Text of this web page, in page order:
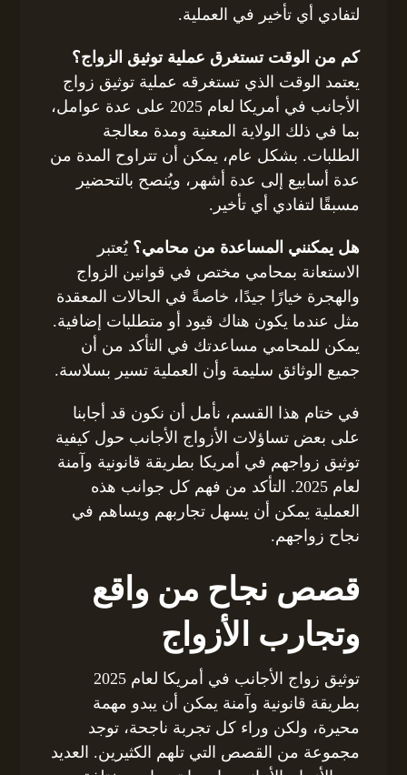
لتفادي أي تأخير في العملية.
كم من الوقت تستغرق عملية توثيق الزواج؟
يعتمد الوقت الذي تستغرقه عملية توثيق زواج
الأجانب في أمريكا لعام 2025 على عدة عوامل،
بما في ذلك الولاية المعنية ومدة معالجة
الطلبات. بشكل عام، يمكن أن تتراوح المدة من
عدة أسابيع إلى عدة أشهر، ويُنصح بالتحضير
مسبقًا لتفادي أي تأخير.
هل يمكنني المساعدة من محامي؟ يُعتبر
الاستعانة بمحامي مختص في قوانين الزواج
والهجرة خيارًا جيدًا، خاصةً في الحالات المعقدة
مثل عندما يكون هناك قيود أو متطلبات إضافية.
يمكن للمحامي مساعدتك في التأكد من أن
جميع الوثائق سليمة وأن العملية تسير بسلاسة.
في ختام هذا القسم، نأمل أن نكون قد أجابنا
على بعض تساؤلات الأزواج الأجانب حول كيفية
توثيق زواجهم في أمريكا بطريقة قانونية وآمنة
لعام 2025. التأكد من فهم كل جوانب هذه
العملية يمكن أن يسهل تجاربهم ويساهم في
نجاح زواجهم.
قصص نجاح من واقع
وتجارب الأزواج
توثيق زواج الأجانب في أمريكا لعام 2025
بطريقة قانونية وآمنة يمكن أن يبدو مهمة
محيرة، ولكن وراء كل تجربة ناجحة، توجد
مجموعة من القصص التي تلهم الكثيرين. العديد